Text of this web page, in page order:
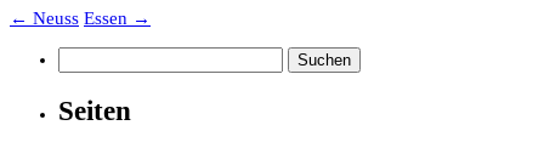
← Neuss Essen →
nach:
Seiten